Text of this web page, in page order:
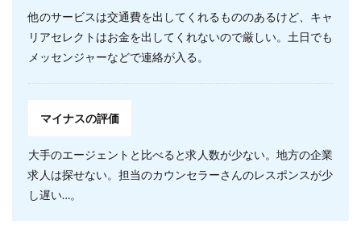
他のサービスは交通費を出してくれるもののあるけど、キャ
リアセレクトはお金を出してくれないので厳しい。土日でも
メッセンジャーなどで連絡が入る。
マイナスの評価
大手のエージェントと比べると求人数が少ない。地方の企業
求人は探せない。担当のカウンセラーさんのレスポンスが少
し遅い…。